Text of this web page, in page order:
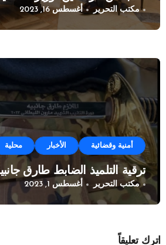
مكتب التحرير أغسطس 16, 2023
أمنية وقضائية الأخبار محلية
ترقية التلميذ الضابط طارق
مكتب التحرير أغسطس 1, 2023
اترك تعليقاً